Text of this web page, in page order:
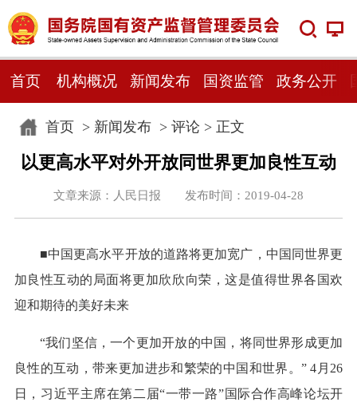
首页 机构概况 新闻发布 国资监管 政务公开
首页> 新闻发布> 评论 > 正文
以更高水平对外开放同世界更加良性互动
文章来源：人民日报 发布时间：2019-04-28
■中国更高水平开放的道路将更加宽广，中国同世界更
加良性互动的局面将更加欣欣向荣，这是值得世界各国欢
迎和期待的美好未来
“我们坚信，一个更加开放的中国，将同世界形成更加
良性的互动，带来更加进步和繁荣的中国和世界。” 4月26
日，习近平主席在第二届“一带一路”国际合作高峰论坛开